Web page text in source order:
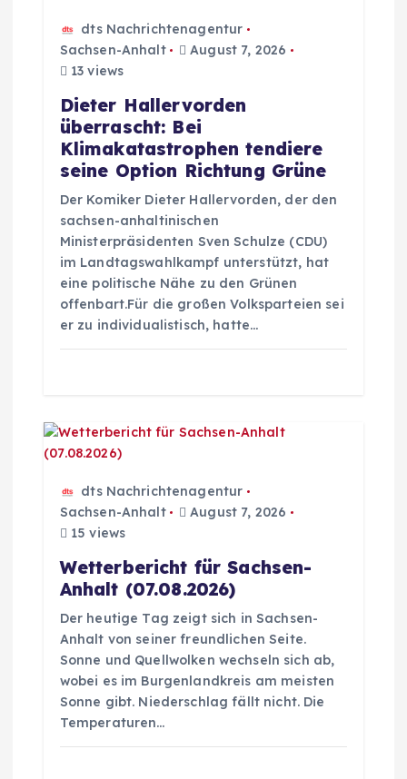
dts Nachrichtenagentur
Sachsen-Anhalt
August 7, 2026
13 views
Dieter Hallervorden
überrascht: Bei
Klimakatastrophen tendiere
seine Option Richtung Grüne
Der Komiker Dieter Hallervorden, der den
sachsen-anhaltinischen
Ministerpräsidenten Sven Schulze (CDU)
im Landtagswahlkampf unterstützt, hat
eine politische Nähe zu den Grünen
offenbart.Für die großen Volksparteien sei
er zu individualistisch, hatte…
dts Nachrichtenagentur
Sachsen-Anhalt
August 7, 2026
15 views
Wetterbericht für Sachsen-
Anhalt (07.08.2026)
Der heutige Tag zeigt sich in Sachsen-
Anhalt von seiner freundlichen Seite.
Sonne und Quellwolken wechseln sich ab,
wobei es im Burgenlandkreis am meisten
Sonne gibt. Niederschlag fällt nicht. Die
Temperaturen…